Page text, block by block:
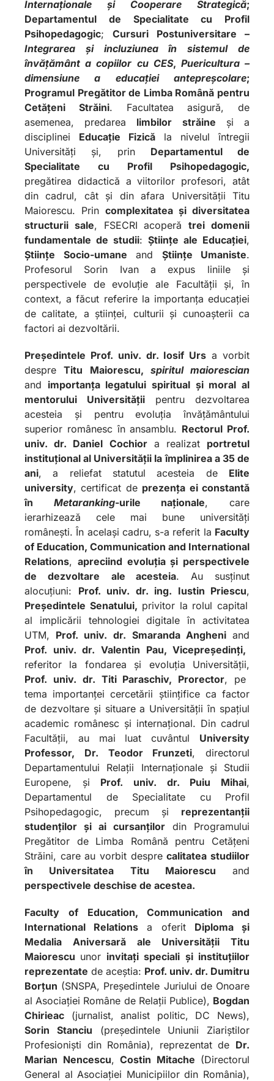
Internaționale și Cooperare Strategică;
Departamentul de Specialitate cu Profil
Psihopedagogic; Cursuri Postuniversitare –
Integrarea și incluziunea în sistemul de
învățământ a copiilor cu CES, Puericultura –
dimensiune a educației antepreșcolare;
Programul Pregătitor de Limba Română pentru
Cetățeni Străini. Facultatea asigură, de
asemenea, predarea limbilor străine și a
disciplinei Educație Fizică la nivelul întregii
Universități și, prin Departamentul de
Specialitate cu Profil Psihopedagogic,
pregătirea didactică a viitorilor profesori, atât
din cadrul, cât și din afara Universității Titu
Maiorescu. Prin complexitatea și diversitatea
structurii sale, FSECRI acoperătrei domenii
fundamentale de studii: Științe ale Educației,
Științe Socio-umane and Științe Umaniste.
Profesorul Sorin Ivan a expus liniile și
perspectivele de evoluție ale Facultății și, în
context, a făcut referire la importanța educației
de calitate, a științei, culturii și cunoașterii ca
factori ai dezvoltării.
Președintele Prof. univ. dr. Iosif Urs a vorbit
despreTitu Maiorescu, spiritul maiorescian
and importanța legatului spiritual și moral al
mentorului Universității pentru dezvoltarea
acesteia și pentru evoluția învățământului
superior românesc în ansamblu. Rectorul Prof.
univ. dr. Daniel Cochiora realizat portretul
instituțional al Universității la împlinirea a 35 de
ani, a reliefat statutul acesteia de Elite
university, certificat de prezența ei constantă
în Metaranking-urile naționale, care
ierarhizează cele mai bune universități
românești. În același cadru, s-a referit la Faculty
of Education, Communication and International
Relations, apreciind evoluția și perspectivele
de dezvoltare
ale acesteia. Au susținut
alocuțiuni: Prof. univ. dr. ing. Iustin Priescu,
Președintele Senatului, privitor la rolul capital
al implicării tehnologiei digitale în activitatea
UTM, Prof. univ. dr. Smaranda Angheni and
Prof. univ. dr. Valentin Pau, Vicepreședinți,
referitor la fondarea și evoluția Universității,
Prof. univ. dr. Titi Paraschiv, Prorector, pe
tema importanței cercetării științifice ca factor
de dezvoltare și situare a Universității în spațiul
academic românesc și internațional. Din cadrul
Facultății, au mai luat cuvântul University
Professor, Dr. Teodor Frunzeti, directorul
Departamentului Relații Internaționale și Studii
Europene, și Prof. univ. dr. Puiu Mihai,
Departamentul de Specialitate cu Profil
Psihopedagogic, precum și reprezentanții
studenților și ai cursanților din Programului
Pregătitor de Limba Română pentru Cetățeni
Străini, care au vorbit desprecalitatea studiilor
în Universitatea Titu Maiorescu and
perspectivele deschise de acestea.
Faculty of Education, Communication and
International Relations a oferit Diploma și
Medalia Aniversară ale Universității Titu
Maiorescu unor invitați speciali și instituțiilor
reprezentate de aceștia: Prof. univ. dr. Dumitru
Borțun (SNSPA, Președintele Juriului de Onoare
al Asociației Române de Relații Publice), Bogdan
Chirieac (jurnalist, analist politic, DC News),
Sorin Stanciu (președintele Uniunii Ziariștilor
Profesioniști din România), reprezentat de Dr.
Marian Nencescu, Costin Mitache (Directorul
General al Asociației Municipiilor din România),